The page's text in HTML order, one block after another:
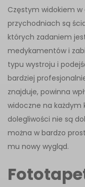
Częstym widokiem
przychodniach są
których zadaniem
medykamentów i
typu wystroju i
bardziej
znajduje, powinna
widoczne na każdym
dolegliwości nie są
można w bardzo
mu nowy wygląd.